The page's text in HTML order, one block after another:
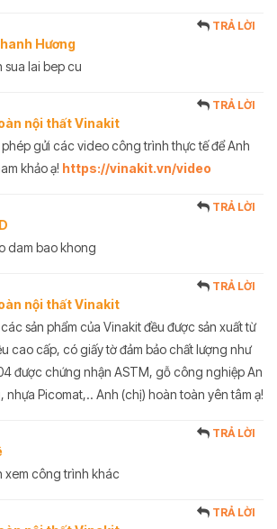
Hương
TRẢ LỜI
sua lai bep cu
nội thất Vinakit
TRẢ LỜI
phép gửi các video công trình thực tế để Anh
khảo ạ! https://vinakit.vn/video
TRẢ LỜI
dam bao khong
nội thất Vinakit
TRẢ LỜI
sản phẩm của Vinakit đều được sản xuất từ
cao cấp, có giấy tờ đảm bảo chất lượng như
được chứng nhận ASTM, gỗ công nghiệp An
nhựa Picomat,.. Anh (chị) hoàn toàn yên tâm ạ!
TRẢ LỜI
xem công trình khác
TRẢ LỜI